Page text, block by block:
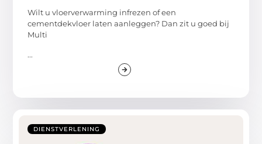
Wilt u vloerverwarming infrezen of een
cementdekvloer laten aanleggen? Dan zit u goed bij
Multi
...
DIENSTVERLENING